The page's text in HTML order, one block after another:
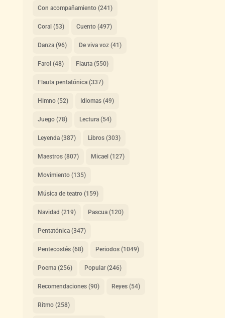
Con acompañamiento(241)
Coral (53) Cuento(497)
Danza(96) De viva voz(41)
Farol (48) Flauta(550)
Flauta pentatónica(337)
Himno(52) Idiomas(49)
Juego(78) Lectura(54)
Leyenda(387) Libros(303)
Maestros(807) Micael (127)
Movimiento(135)
Música de teatro(159)
Navidad (219) Pascua(120)
Pentatónica(347)
Pentecostés(68) Periodos(1049)
Poema(256) Popular(246)
Recomendaciones(90) Reyes(54)
Ritmo(258)